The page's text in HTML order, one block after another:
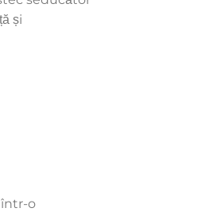
și
într-o